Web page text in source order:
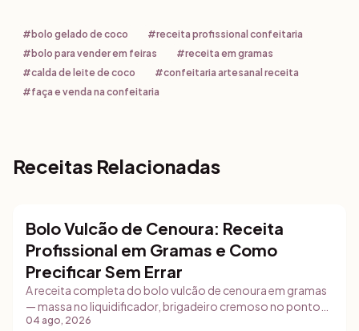
# bolo gelado de coco #receita profissional confeitaria
# bolo para vender em feiras #receita em gramas
#calda de leite de coco #confeitaria artesanal receita
#faça e venda na confeitaria
Receitas Relacionadas
Bolo Vulcão de Cenoura: Receita
Profissional em Gramas e Como
Precificar Sem Errar
A receita completa do bolo vulcão de cenoura em gramas
— massa no liquidificador, brigadeiro cremoso no ponto
de escorrer e montagem na forma com furo central. E, a
04 ago, 2026